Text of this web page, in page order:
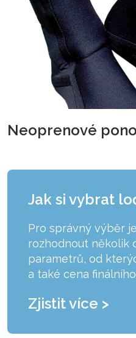
Neoprenové
Jak si vybrat
Pro správný výběr
rozhodnout několik
parametrů, od
a také cena
Zjistit více >